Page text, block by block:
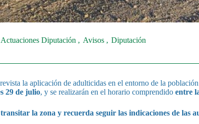
Actuaciones Diputación Avisos Diputación
la aplicación de adulticidas en el entorno de la
29 de julio, y se realizarán en el horario comprendido entre
la zona y recuerda seguir las indicaciones de las